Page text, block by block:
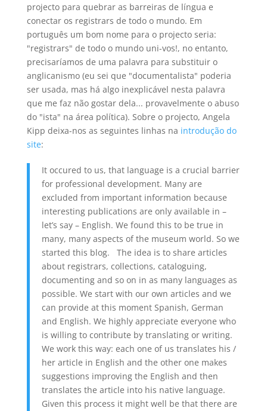
projecto para quebrar as barreiras de língua e
conectar os registrars de todo o mundo. Em
português um bom nome para o projecto seria:
"registrars" de todo o mundo uni-vos!, no entanto,
precisaríamos de uma palavra para substituir o
anglicanismo (eu sei que "documentalista" poderia
ser usada, mas há algo inexplicável nesta palavra
que me faz não gostar dela... provavelmente o abuso
do "ista" na área política). Sobre o projecto, Angela
Kipp deixa-nos as seguintes linhas na introdução do
site:
It occured to us, that language is a crucial barrier
for professional development. Many are
excluded from important information because
interesting publications are only available in –
let’s say – English. We found this to be true in
many, many aspects of the museum world. So we
started this blog. The idea is to share articles
about registrars, collections, cataloguing,
documenting and so on in as many languages as
possible. We start with our own articles and we
can provide at this moment Spanish, German
and English. We highly appreciate everyone who
is willing to contribute by translating or writing.
We work this way: each one of us translates his /
her article in English and the other one makes
suggestions improving the English and then
translates the article into his native language.
Given this process it might well be that there are